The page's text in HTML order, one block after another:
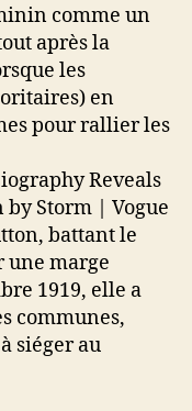
comme un
après la
les
en
pour rallier les
battant le
une marge
1919, elle a
communes,
siéger au